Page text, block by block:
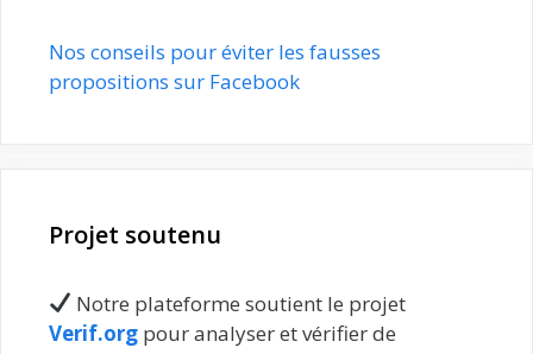
Nos conseils pour éviter les fausses
propositions sur Facebook
Projet soutenu
Notre plateforme soutient le projet
Verif.org pour analyser et vérifier de